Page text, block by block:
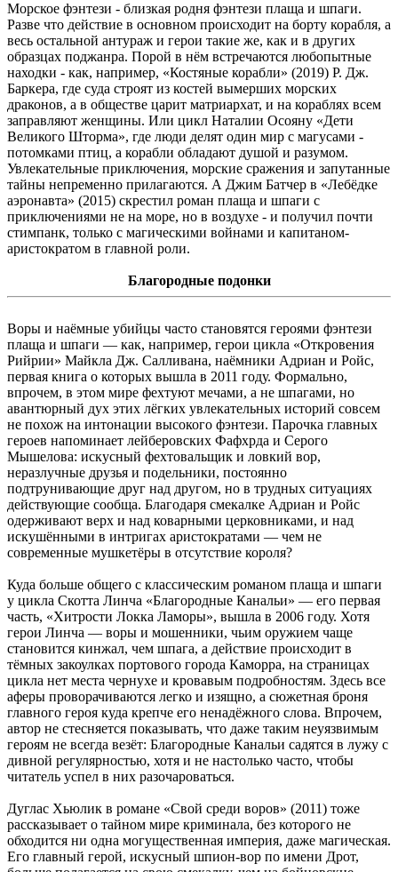
Морское фэнтези - близкая родня фэнтези плаща и шпаги.
Разве что действие в основном происходит на борту корабля, а
весь остальной антураж и герои такие же, как и в других
образцах поджанра. Порой в нём встречаются любопытные
находки - как, например, «Костяные корабли» (2019) Р. Дж.
Баркера, где суда строят из костей вымерших морских
драконов, а в обществе царит матриархат, и на кораблях всем
заправляют женщины. Или цикл Наталии Осояну «Дети
Великого Шторма», где люди делят один мир с магусами -
потомками птиц, а корабли обладают душой и разумом.
Увлекательные приключения, морские сражения и запутанные
тайны непременно прилагаются. А Джим Батчер в «Лебёдке
аэронавта» (2015) скрестил роман плаща и шпаги с
приключениями не на море, но в воздухе - и получил почти
стимпанк, только с магическими войнами и капитаном-
аристократом в главной роли.
Благородные подонки
Воры и наёмные убийцы часто становятся героями фэнтези
плаща и шпаги — как, например, герои цикла «Откровения
Рийрии» Майкла Дж. Салливана, наёмники Адриан и Ройс,
первая книга о которых вышла в 2011 году. Формально,
впрочем, в этом мире фехтуют мечами, а не шпагами, но
авантюрный дух этих лёгких увлекательных историй совсем
не похож на интонации высокого фэнтези. Парочка главных
героев напоминает лейберовских Фафхрда и Серого
Мышелова: искусный фехтовальщик и ловкий вор,
неразлучные друзья и подельники, постоянно
подтрунивающие друг над другом, но в трудных ситуациях
действующие сообща. Благодаря смекалке Адриан и Ройс
одерживают верх и над коварными церковниками, и над
искушёнными в интригах аристократами — чем не
современные мушкетёры в отсутствие короля?
Куда больше общего с классическим романом плаща и шпаги
у цикла Скотта Линча «Благородные Канальи» — его первая
часть, «Хитрости Локка Ламоры», вышла в 2006 году. Хотя
герои Линча — воры и мошенники, чьим оружием чаще
становится кинжал, чем шпага, а действие происходит в
тёмных закоулках портового города Каморра, на страницах
цикла нет места чернухе и кровавым подробностям. Здесь все
аферы проворачиваются легко и изящно, а сюжетная броня
главного героя куда крепче его ненадёжного слова. Впрочем,
автор не стесняется показывать, что даже таким неуязвимым
героям не всегда везёт: Благородные Канальи садятся в лужу с
дивной регулярностью, хотя и не настолько часто, чтобы
читатель успел в них разочароваться.
Дуглас Хьюлик в романе «Свой среди воров» (2011) тоже
рассказывает о тайном мире криминала, без которого не
обходится ни одна могущественная империя, даже магическая.
Его главный герой, искусный шпион-вор по имени Дрот,